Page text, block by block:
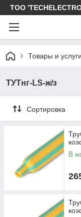
ТОО
Товары и услуги
ТУТнг-LS-ж/з
Сортировка
В